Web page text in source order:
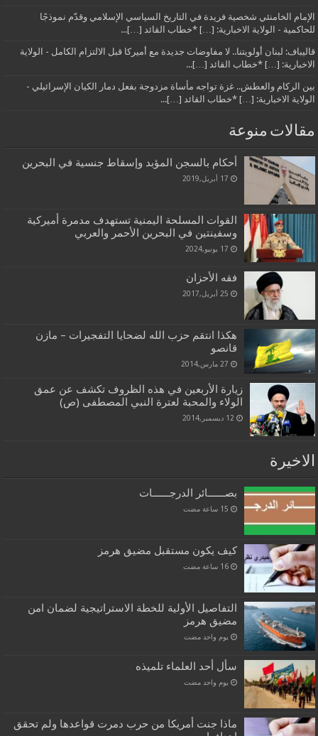
الإمام الخامنئي شخصية فريدة في التاريخ السياسي الإسلامي وقدّم نموذجًا
للحاكمية - الولاية الاخبارية: […] *خطاب القائد […]...
قاليباف: لبنان أولويتنا.. لا مفاوضات جديدة مع أميركا قبل الالتزام الكامل - الولاية
الاخبارية: […] *خطاب القائد […]...
بين الركام والعطش.. غزة تواجه مأساة مزدوجة بفعل دمار الكيان الإسرائيلي -
الولاية الاخبارية: […] *خطاب القائد […]...
مقالات منوعة
أحكام بالسجن المؤبد وإسقاط جنسية في البحرين
17 أبريل,2019
القوات المسلحة اليمنية تستهدف مدمرة أميركية
وسفينتين في البحرين الأحمر والعربي
17 يونيو,2024
فقه الأحزان
25 أبريل,2017
هكذا انتقم حزب الله لضحايا التفجيرات – مازن
قانصو
27 مارس,2014
زيارة الأربعين في هذه الظروف تكشف عن عمق
الولاء والمحبة لعترة النبي المصطفى (ص)
12 ديسمبر,2014
الاخيرة
بصــــــائر الدرجــــــات
كيف يكون مستقبل مضيق هرمز
‏16 ساعة مضت
التفاصيل الأولية للخطة الاستراتيجية لضمان امن
مضيق هرمز
‏يوم واحد مضت
سأل أحد العلماء تلميذه
‏يوم واحد مضت
ماذا جنت أمريكا من حرب دمرت قواعدها ولم تحقق